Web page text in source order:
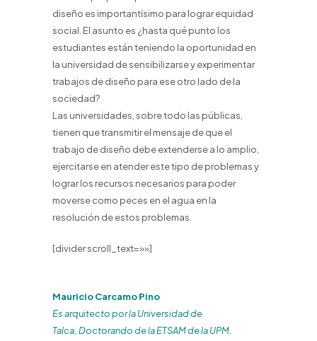
diseño es importantísimo para lograr equidad
social. El asunto es ¿hasta qué punto los
estudiantes están teniendo la oportunidad en
la universidad de sensibilizarse y experimentar
trabajos de diseño para ese otro lado de la
sociedad?
Las universidades, sobre todo las públicas,
tienen que transmitir el mensaje de que el
trabajo de diseño debe extenderse a lo amplio,
ejercitarse en atender este tipo de problemas y
lograr los recursos necesarios para poder
moverse como peces en el agua en la
resolución de estos problemas.
[divider scroll_text=»»]
Mauricio Carcamo Pino
Es arquitecto por la Universidad de
Talca, Doctorando de la ETSAM de la UPM,